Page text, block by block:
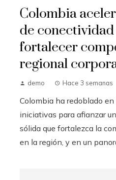
Colombia
de
fortalecer
regional
demo Hace 3 semanas
Colombia ha redoblado
iniciativas para afianzar
sólida que fortalezca la
en la región, y en un